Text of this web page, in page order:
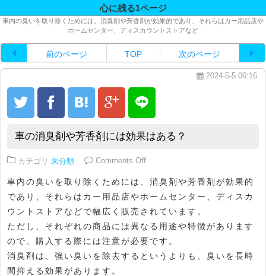
心に残る1ページ
車内の臭いを取り除くためには、消臭剤や芳香剤が効果的であり、それらはカー用品店や
ホームセンター、ディスカウントストアなど
前のページ TOP 次のページ
2024-5-5 06:16
車の消臭剤や芳香剤には効果はある？
カテゴリ 未分類 Comments Offon 車の消臭剤や芳香剤には効果は
車内の臭いを取り除くためには、消臭剤や芳香剤が効果的
であり、それらはカー用品店やホームセンター、ディスカ
ウントストアなどで幅広く販売されています。
ただし、それぞれの商品には異なる用途や特徴があります
ので、購入する際には注意が必要です。
消臭剤は、強い臭いを除去するというよりも、臭いを長時
間抑える効果があります。